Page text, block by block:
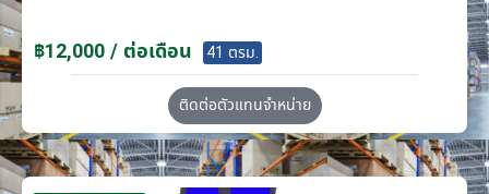
฿12,000 / ต่อเดือน 41 ตรม.
ติดต่อตัวแทนจำหน่าย